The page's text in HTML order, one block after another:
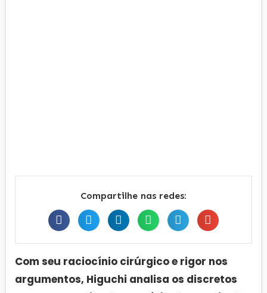
Compartilhe nas redes:
Com seu raciocínio cirúrgico e rigor nos
argumentos, Higuchi analisa os discretos